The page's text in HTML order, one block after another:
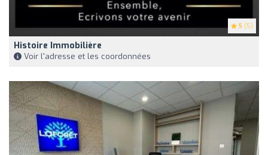
5 (5)
Histoire Immobilière
Voir l'adresse et les coordonnées